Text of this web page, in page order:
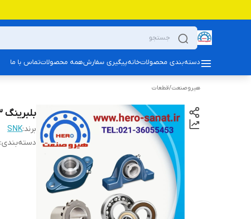
دسته‌بندی محصولاتخانهپیگیری سفارشهمه محصولاتتماس با ما
هیروصنعت/قطعات
بلبرینگ 22213 برند SNK
برند:SNK
دسته‌بندی: